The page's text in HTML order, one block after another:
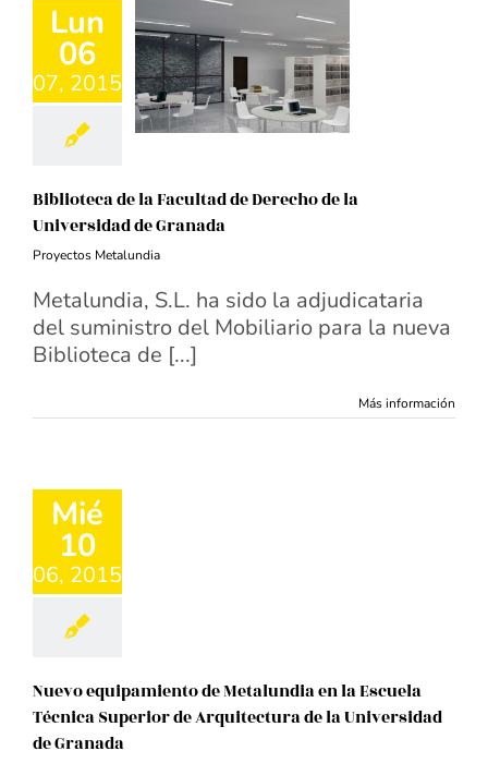
Lun
06
07, 2015
Biblioteca de la
de la Universidad de
Biblioteca de la Facultad de Derecho de la
Universidad de Granada
Proyectos Metalundia
Metalundia, S.L. ha sido la adjudicataria
del suministro del Mobiliario para la nueva
Biblioteca de [...]
Más información
Mié
10
06, 2015
Nuevo equipamiento de Metalundia en la Escuela
Técnica Superior de Arquitectura de la Universidad
de Granada